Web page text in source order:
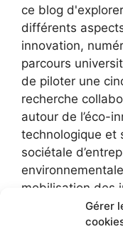
Gérer
ce blog
différents
innovation,
parcours
de piloter une
recherche
autour de l’éco-
technologique et
sociétale
mobilisation des
développement